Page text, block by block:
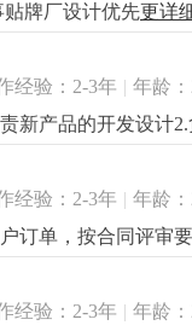
牌厂设计优先更详
经验：2-3年 | 年龄
新产品的开发设计
艺流程岗位要求:1.
饰行业灯饰产品设
经验：2-3年 | 年龄
订单，按合同评审
馈信息掌握生产进
样品进度及客户确
户资信、客户订单
经验：2-3年 | 年龄